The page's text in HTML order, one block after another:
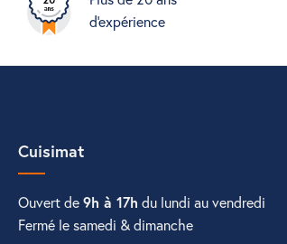
d'expérience
Cuisimat
Ouvert de9h à 17h du lundi au vendredi
Fermé le samedi & dimanche